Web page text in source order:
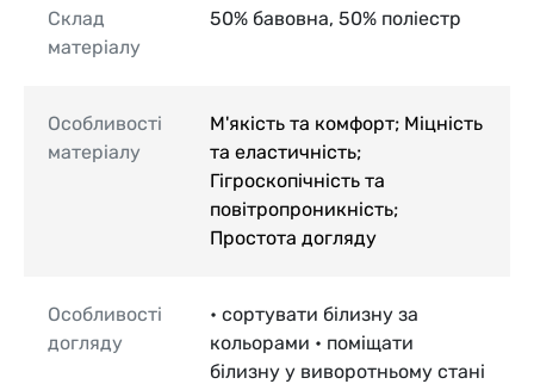
Склад
матеріалу
50% бавовна, 50% поліестр
Особливості
матеріалу
М'якість та комфорт; Міцність
та еластичність;
Гігроскопічність та
повітропроникність;
Простота догляду
Особливості
догляду
• сортувати білизну за
кольорами • поміщати
білизну у виворотньому стані